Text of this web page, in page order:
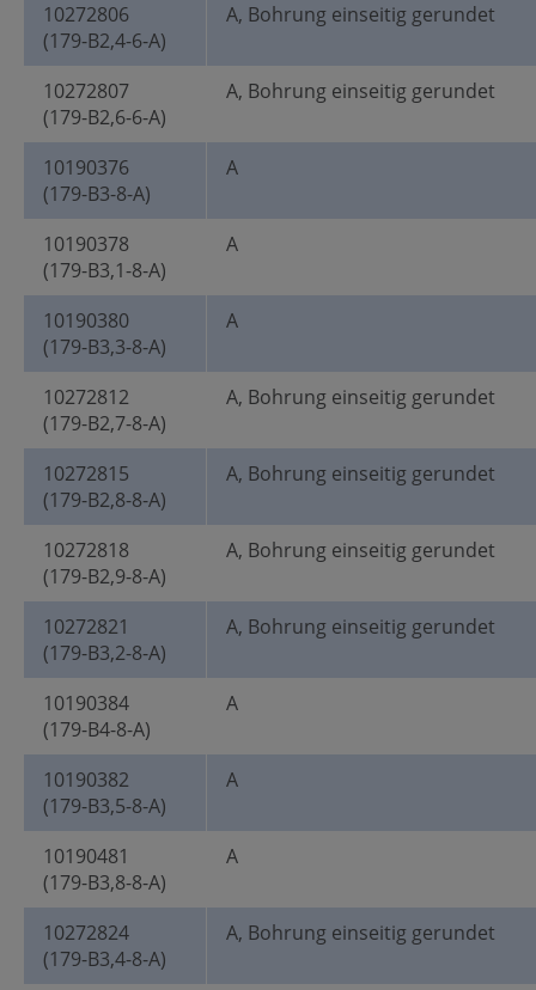
10272806
(179-B2,4-6-A)
A, Bohrung einseitig gerundet
10272807
(179-B2,6-6-A)
A, Bohrung einseitig gerundet
10190376
(179-B3-8-A)
A
10190378
(179-B3,1-8-A)
A
10190380
(179-B3,3-8-A)
A
10272812
(179-B2,7-8-A)
A, Bohrung einseitig gerundet
10272815
(179-B2,8-8-A)
A, Bohrung einseitig gerundet
10272818
(179-B2,9-8-A)
A, Bohrung einseitig gerundet
10272821
(179-B3,2-8-A)
A, Bohrung einseitig gerundet
10190384
(179-B4-8-A)
A
10190382
(179-B3,5-8-A)
A
10190481
(179-B3,8-8-A)
A
10272824
(179-B3,4-8-A)
A, Bohrung einseitig gerundet